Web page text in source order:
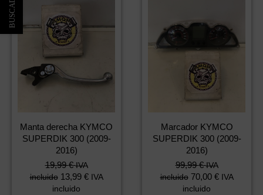
Manta derecha KYMCO
SUPERDIK 300 (2009-
2016)
19,99€ IVA
incluido 13,99 € IVA
incluido
Marcador KYMCO
SUPERDIK 300 (2009-
2016)
99,99€ IVA
incluido 70,00 € IVA
incluido